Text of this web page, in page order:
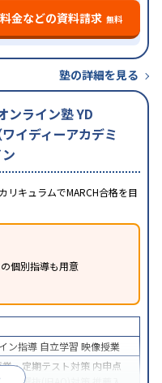
料金などの資料請求 無料
塾の詳細を見る
ンライン塾 YD
イディーアカデミ
リキュラムでMARCH合格を目
個別指導も用意
ン指導 自立学習 映像授業
業・定期テスト対策 内申点